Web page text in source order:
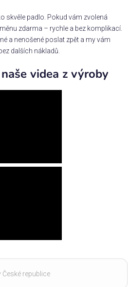
skvěle padlo. Pokud vám zvolená
zdarma – rychle a bez komplikací.
a nenošené poslat zpět a my vám
dalších nákladů.
videa z výroby
republice